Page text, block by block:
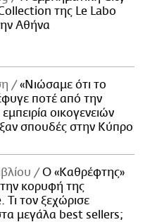
της Le Labo
Αθήνα
«Νιώσαμε ότι το
ποτέ από την
οικογενειών
σπουδές στην Κύπρο
Ο «Καθρέφτης»
κορυφή της
Τι τον ξεχώρισε
μεγάλα best sellers;